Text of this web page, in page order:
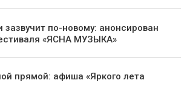
по-новому: анонсирован
«ЯСНА МУЗЫКА»
прямой: афиша «Яркого лета